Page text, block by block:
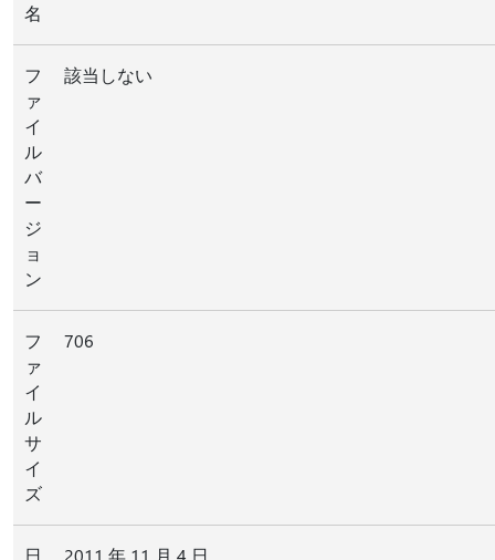
名
フ
ァ
イ
ル
バ
ー
ジ
ョ
ン
該当しない
フ
ァ
イ
ル
サ
イ
ズ
706
日 2011 年 11 月 4 日